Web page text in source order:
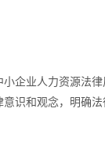
小企业人力资源法
意识和观念，明确